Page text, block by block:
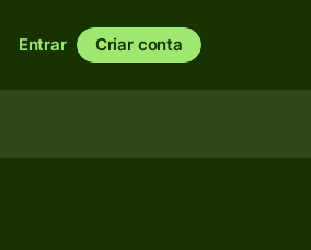
Entrar Criar conta